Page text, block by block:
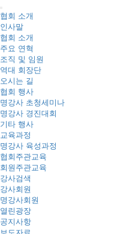
협회 소개
인사말
협회 소개
주요 연혁
조직 및 임원
역대 회장단
오시는 길
협회 행사
명강사 초청세미나
명강사 경진대회
기타 행사
교육과정
명강사 육성과정
협회주관교육
회원주관교육
강사검색
강사회원
명강사회원
열린광장
공지사항